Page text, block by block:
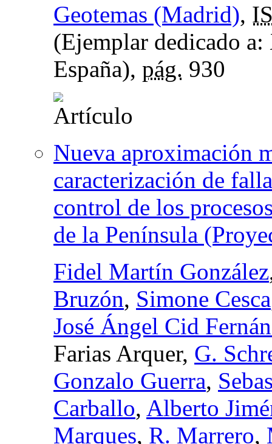
Geotemas (Madrid),
(Ejemplar dedicado
España), pág. 930
Nueva aproximación
caracterización de
control de los
de la Península
Fidel Martín González
Bruzón, Simone Cesca
José Ángel Cid
Farias Arquer, G.
Gonzalo Guerra,
Carballo, Alberto
Marques, R. Marrero,